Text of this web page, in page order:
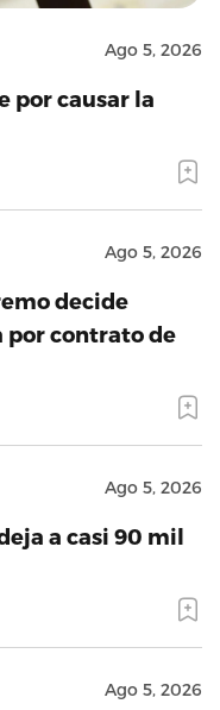
Ago 5, 2026
por causar la
Ago 5, 2026
decide
por contrato de
Ago 5, 2026
a casi 90 mil
Ago 5, 2026